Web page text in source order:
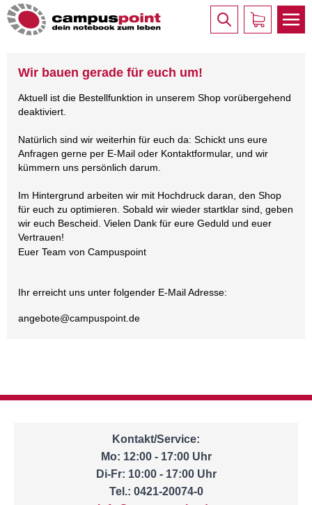
Wir bauen gerade für euch um!
Aktuell ist die Bestellfunktion in unserem Shop vorübergehend
deaktiviert.
Natürlich sind wir weiterhin für euch da: Schickt uns eure
Anfragen gerne per E-Mail oder Kontaktformular, und wir
kümmern uns persönlich darum.
Im Hintergrund arbeiten wir mit Hochdruck daran, den Shop
für euch zu optimieren. Sobald wir wieder startklar sind, geben
wir euch Bescheid. Vielen Dank für eure Geduld und euer
Vertrauen!
Euer Team von Campuspoint
Ihr erreicht uns unter folgender E-Mail Adresse:
angebote@campuspoint.de
Kontakt/Service:
Mo: 12:00 - 17:00 Uhr
Di-Fr: 10:00 - 17:00 Uhr
Tel.: 0421-20074-0